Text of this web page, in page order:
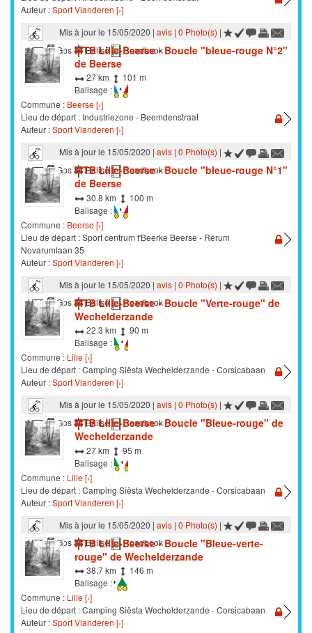
Auteur :Sport Vlanderen [›]
Mis à jour le 15/05/2020 | avis| 0 Photo(s) |
VTT
Gps Balisé Roadbook
MTB Lille-Beerse • Boucle "bleue-rouge N°2"
de Beerse
27 km
101 m
Balisage :
Commune : Beerse [›]
Lieu de départ : Industriezone - Beemdenstraat
Auteur :Sport Vlanderen [›]
Mis à jour le 15/05/2020 | avis| 0 Photo(s) |
VTT
Gps Balisé Roadbook
MTB Lille-Beerse • Boucle "bleue-rouge N°1"
de Beerse
30.8 km
100 m
Balisage :
Commune : Beerse [›]
Lieu de départ : Sport centrum t'Beerke Beerse - Rerum
Novarumlaan 35
Auteur :Sport Vlanderen [›]
Mis à jour le 15/05/2020 | avis| 0 Photo(s) |
VTT
Gps Balisé Roadbook
MTB Lille-Beerse • Boucle "Verte-rouge" de
Wechelderzande
22.3 km
90 m
Balisage :
Commune : Lille [›]
Lieu de départ : Camping Siësta Wechelderzande - Corsicabaan
Auteur :Sport Vlanderen [›]
Mis à jour le 15/05/2020 | avis| 0 Photo(s) |
VTT
Gps Balisé Roadbook
MTB Lille-Beerse • Boucle "Bleue-rouge" de
Wechelderzande
27 km
95 m
Balisage :
Commune : Lille [›]
Lieu de départ : Camping Siësta Wechelderzande - Corsicabaan
Auteur :Sport Vlanderen [›]
Mis à jour le 15/05/2020 | avis| 0 Photo(s) |
VTT
Gps Balisé Roadbook
MTB Lille-Beerse • Boucle "Bleue-verte-
rouge" de Wechelderzande
38.7 km
146 m
Balisage :
Commune : Lille [›]
Lieu de départ : Camping Siësta Wechelderzande - Corsicabaan
Auteur :Sport Vlanderen [›]